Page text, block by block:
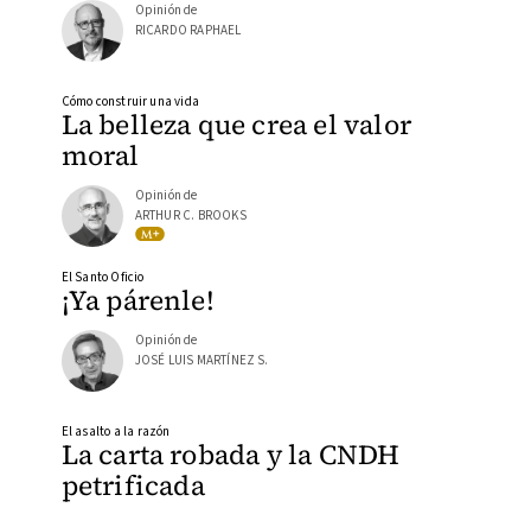
Opinión de
RICARDO RAPHAEL
La belleza que crea el valor
moral
Cómo construir una vida
Opinión de
ARTHUR C. BROOKS
¡Ya párenle!
El Santo Oficio
Opinión de
JOSÉ LUIS MARTÍNEZ S.
La carta robada y la CNDH
petrificada
El asalto a la razón